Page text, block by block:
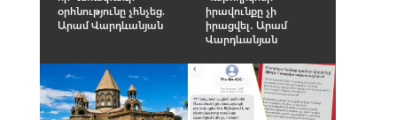
օրհնությունը չհնչեց.
Արամ Վարդևանյան
իրավունքը չի
իրացվել․ Արամ
Վարդևանյան